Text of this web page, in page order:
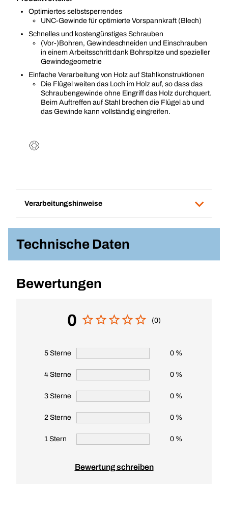
Optimiertes selbstsperrendes
UNC-Gewinde für optimierte Vorspannkraft (Blech)
Schnelles und kostengünstiges Schrauben
(Vor-)Bohren, Gewindeschneiden und Einschrauben
in einem Arbeitsschritt dank Bohrspitze und spezieller
Gewindegeometrie
Einfache Verarbeitung von Holz auf Stahlkonstruktionen
Die Flügel weiten das Loch im Holz auf, so dass das
Schraubengewinde ohne Eingriff das Holz durchquert.
Beim Auftreffen auf Stahl brechen die Flügel ab und
das Gewinde kann vollständig eingreifen.
Verarbeitungshinweise
Technische Daten
Bewertungen
0 (0)
5 Sterne 0 %
4 Sterne 0 %
3 Sterne 0 %
2 Sterne 0 %
1 Stern 0 %
Bewertung schreiben